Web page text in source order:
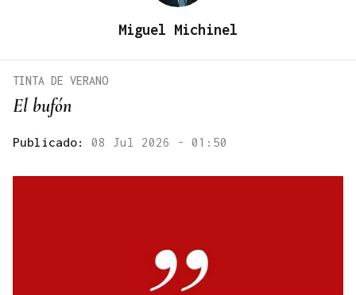
Miguel Michinel
El bufón
TINTA DE VERANO
Publicado: 08 Jul 2026 - 01:50